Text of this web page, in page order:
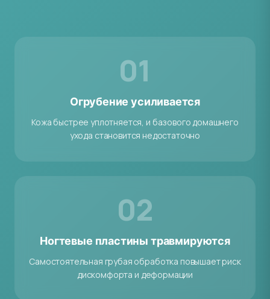
01
Огрубение усиливается
Кожа быстрее уплотняется, и базового домашнего
ухода становится недостаточно
02
Ногтевые пластины травмируются
Самостоятельная грубая обработка повышает риск
дискомфорта и деформации